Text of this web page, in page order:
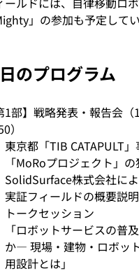
」の参加も予定してい
のプログラム
1部】戦略発表・報告会（
）
東京都「TIB CATAPULT
「MoRoプロジェクト」
SolidSurface株式会社に
実証フィールドの概要説明
トークセッション
「ロボットサービスの普
か― 現場・建物・ロボッ
用設計とは」